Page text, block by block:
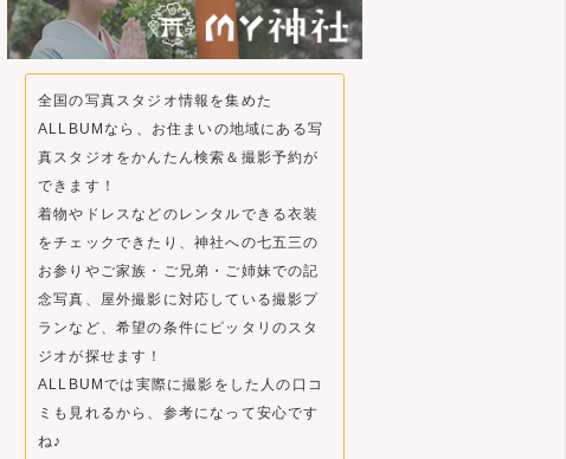
全国の写真スタジオ情報を集めた
ALLBUMなら、お住まいの地域にある写
真スタジオをかんたん検索＆撮影予約が
できます！
着物やドレスなどのレンタルできる衣装
をチェックできたり、神社への七五三の
お参りやご家族・ご兄弟・ご姉妹での記
念写真、屋外撮影に対応している撮影プ
ランなど、希望の条件にピッタリのスタ
ジオが探せます！
ALLBUMでは実際に撮影をした人の口コ
ミも見れるから、参考になって安心です
ね♪